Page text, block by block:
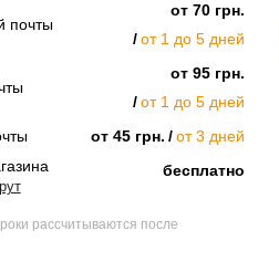
почты
от 70 грн.
от 1 до 5 дней
от 95 грн.
от 1 до 5 дней
от 45 грн.
от 3 дней
бесплатно
рассчитываются после